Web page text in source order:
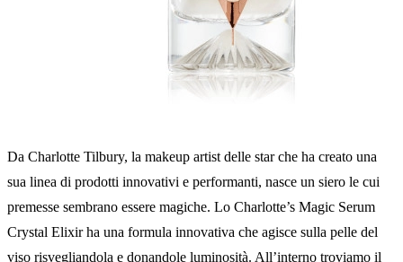
Da Charlotte Tilbury, la makeup artist delle star che ha creato una
sua linea di prodotti innovativi e performanti, nasce un siero le cui
premesse sembrano essere magiche. Lo Charlotte’s Magic Serum
Crystal Elixir ha una formula innovativa che agisce sulla pelle del
viso risvegliandola e donandole luminosità. All’interno troviamo il